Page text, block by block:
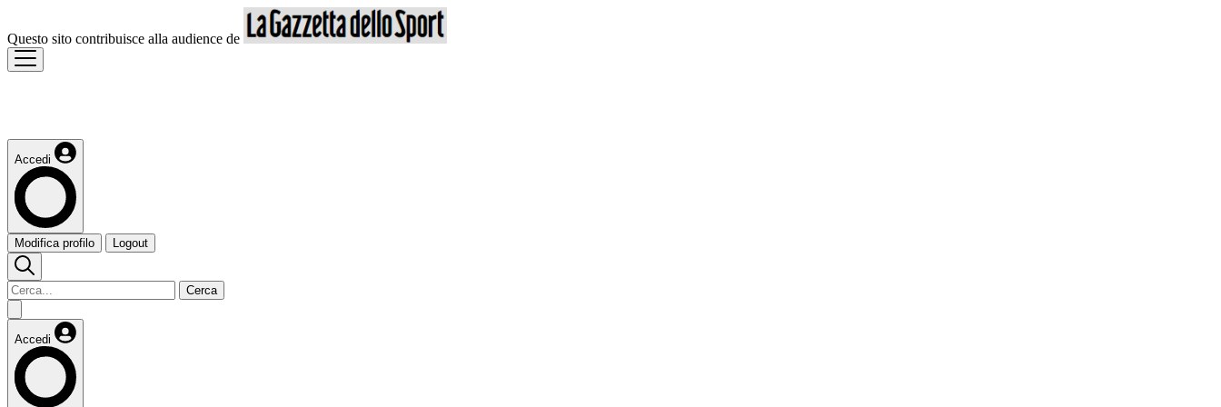
Questo sito contribuisce alla audience de
Accedi
Modifica profilo Logout
Cerca
Accedi